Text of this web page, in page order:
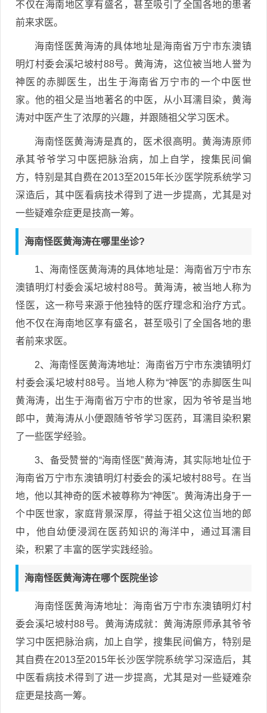
不仅在海南地区享有盛名，甚至吸引了全国各地的患者
前来求医。
海南怪医黄海涛的具体地址是海南省万宁市东澳镇
明灯村委会溪圮坡村88号。黄海涛，这位被当地人誉为
神医的赤脚医生，出生于海南省万宁市的一个中医世
家。他的祖父是当地著名的中医，从小耳濡目染，黄海
涛对中医产生了浓厚的兴趣，并跟随祖父学习医术。
海南怪医黄海涛是真的，医术很高明。黄海涛原师
承其爷爷学习中医把脉治病，加上自学，搜集民间偏
方，特别是其自费在2013至2015年长沙医学院系统学习
深造后，其中医看病技术得到了进一步提高，尤其是对
一些疑难杂症更是技高一筹。
海南怪医黄海涛在哪里坐诊?
1、海南怪医黄海涛的具体地址是：海南省万宁市东
澳镇明灯村委会溪圮坡村88号。黄海涛，被当地人称为
怪医，这一称号来源于他独特的医疗理念和治疗方式。
他不仅在海南地区享有盛名，甚至吸引了全国各地的患
者前来求医。
2、海南怪医黄海涛地址：海南省万宁市东澳镇明灯
村委会溪圮坡村88号。当地人称为“神医”的赤脚医生叫
黄海涛，出生于海南省万宁市的世家，因为爷爷是当地
郎中，黄海涛从小便跟随爷爷学习医药，耳濡目染积累
了一些医学经验。
3、备受赞誉的“海南怪医”黄海涛，其实际地址位于
海南省万宁市东澳镇明灯村委会的溪圮坡村88号。在当
地，他以其神奇的医术被尊称为“神医”。黄海涛出身于一
个中医世家，家庭背景深厚，得益于祖父这位当地的郎
中，他自幼便浸润在医药知识的海洋中，通过耳濡目
染，积累了丰富的医学实践经验。
海南怪医黄海涛在哪个医院坐诊
海南怪医黄海涛地址：海南省万宁市东澳镇明灯村
委会溪圮坡村88号。黄海涛成就：黄海涛原师承其爷爷
学习中医把脉治病，加上自学，搜集民间偏方，特别是
其自费在2013至2015年长沙医学院系统学习深造后，其
中医看病技术得到了进一步提高，尤其是对一些疑难杂
症更是技高一筹。